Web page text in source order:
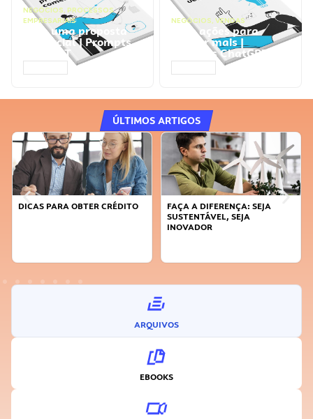
NEGÓCIOS, PROCESSOS
EMPRESARIAIS
Faça uma proposta
comercial | Prompts
ChatGPT
NEGÓCIOS, VENDAS
Faça ações para
vender mais |
Prompts ChatGPT
ÚLTIMOS ARTIGOS
DICAS PARA OBTER CRÉDITO
FAÇA A DIFERENÇA: SEJA
SUSTENTÁVEL, SEJA
INOVADOR
ARQUIVOS
EBOOKS